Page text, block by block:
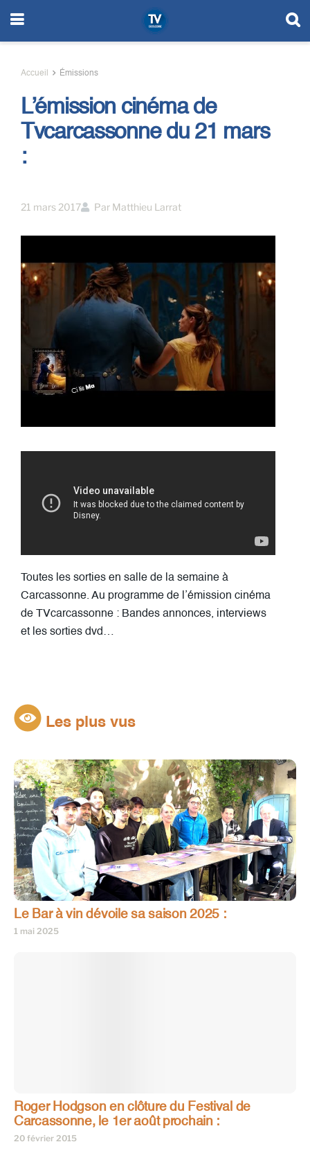
Accueil Émissions
L’émission cinéma de
Tvcarcassonne du 21 mars
:
21 mars 2017 Par Matthieu Larrat
Toutes les sorties en salle de la semaine à
Carcassonne. Au programme de l’émission cinéma
de TVcarcassonne : Bandes annonces, interviews
et les sorties dvd…
Les plus vus
Le Bar à vin dévoile sa saison 2025 :
1 mai 2025
Roger Hodgson en clôture du Festival de
Carcassonne, le 1er août prochain :
20 février 2015